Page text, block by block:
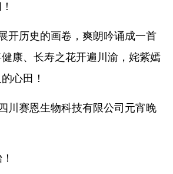
开历史的画卷，爽朗吟诵成一首
康、长寿之花开遍川渝，姹紫嫣
心田！
川赛恩生物科技有限公司元宵晚